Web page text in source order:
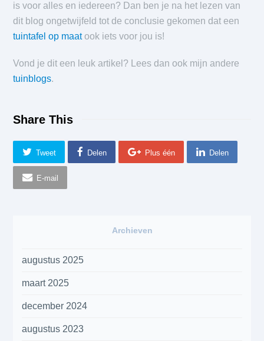
is voor alles en iedereen? Dan ben je na het lezen van
dit blog ongetwijfeld tot de conclusie gekomen dat een
tuintafel op maatook iets voor jou is!
Vond je dit een leuk artikel? Lees dan ook mijn andere
tuinblogs.
Share This
Tweet Delen Plus één Delen
E-mail
Archieven
augustus 2025
maart 2025
december 2024
augustus 2023